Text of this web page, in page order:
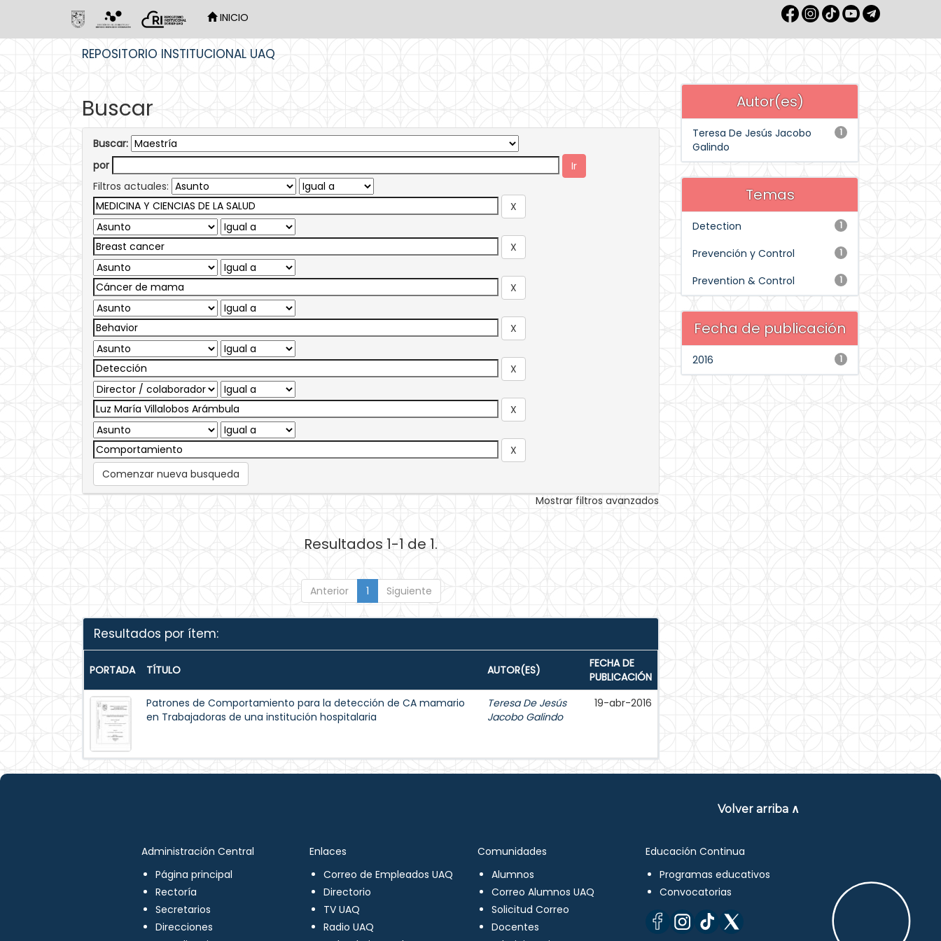
INICIO
REPOSITORIO INSTITUCIONAL UAQ
Buscar
Buscar:
por
Filtros actuales:
Comenzar nueva busqueda
Mostrar filtros avanzados
Resultados 1-1 de 1.
Anterior 1 Siguiente
Resultados por ítem:
PORTADA TÍTULO AUTOR(ES)
FECHA DE
PUBLICACIÓN
Patrones de Comportamiento para la detección de CA mamario
en Trabajadoras de una institución hospitalaria
Teresa De Jesús
Jacobo Galindo
19-abr-2016
Autor(es)
1
Teresa De Jesús Jacobo
Galindo
Temas
1
Detection
1
Prevención y Control
1
Prevention & Control
Fecha de publicación
1
2016
Volver arriba ∧
Administración Central
Página principal
Rectoría
Secretarios
Direcciones
Enlaces
Correo de Empleados UAQ
Directorio
TV UAQ
Radio UAQ
Comunidades
Alumnos
Correo Alumnos UAQ
Solicitud Correo
Docentes
Educación Continua
Programas educativos
Convocatorias